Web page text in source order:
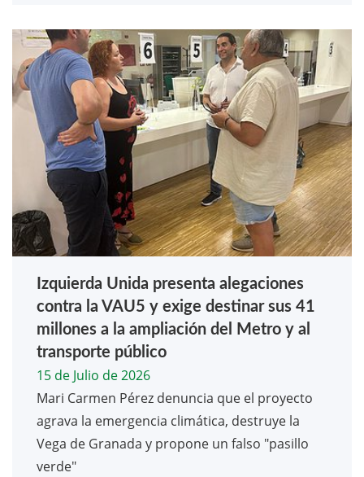
Izquierda Unida presenta alegaciones
contra la VAU5 y exige destinar sus 41
millones a la ampliación del Metro y al
transporte público
15 de Julio de 2026
Mari Carmen Pérez denuncia que el proyecto
agrava la emergencia climática, destruye la
Vega de Granada y propone un falso "pasillo
verde"